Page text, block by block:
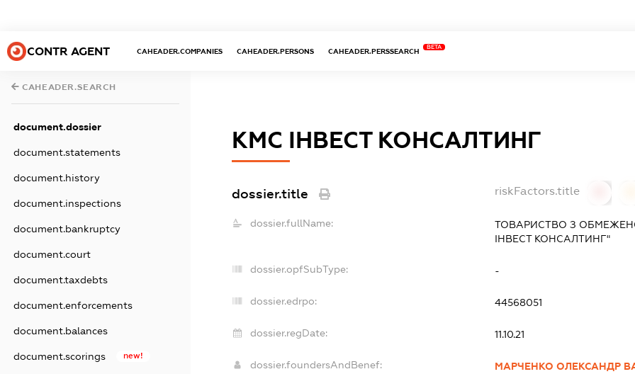
CONTR AGENT CAHEADER.COMPANIES CAHEADER.PERSONS CAHEADER.PERSSEARCH
BETA
CAHEADER.SEARCH
document.dossier
document.statements
document.history
document.inspections
document.bankruptcy
document.court
document.taxdebts
document.enforcements
document.balances
document.scorings new!
КМС ІНВЕСТ КОНСАЛТИНГ
dossier.title riskFactors.title
dossier.fullName:
ТОВАРИСТВО З
ІНВЕСТ КОНСАЛТИНГ"
dossier.opfSubType: -
dossier.edrpo: 44568051
dossier.regDate: 11.10.21
dossier.foundersAndBenef:
МАРЧЕНКО ОЛЕКСАНДР